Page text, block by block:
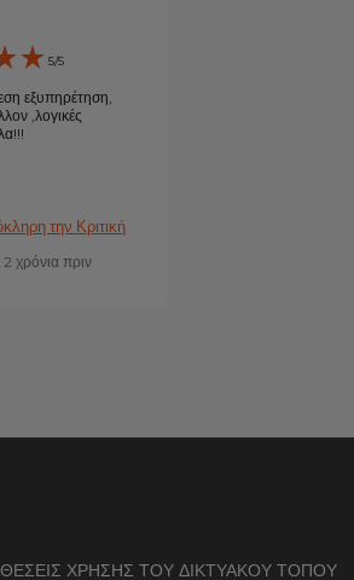
5/5
εξυπηρέτηση,
,λογικές
την Κριτική
χρόνια πριν
ΧΡΗΣΗΣ ΤΟΥ ΔΙΚΤΥΑΚΟΥ ΤΟΠΟΥ